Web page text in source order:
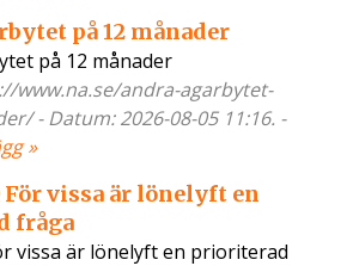
på 12 månader
på 12 månader
www.na.se/andra-agarbytet-
- Datum: 2026-08-05 11:16. -
»
vissa är lönelyft en
fråga
vissa är lönelyft en prioriterad